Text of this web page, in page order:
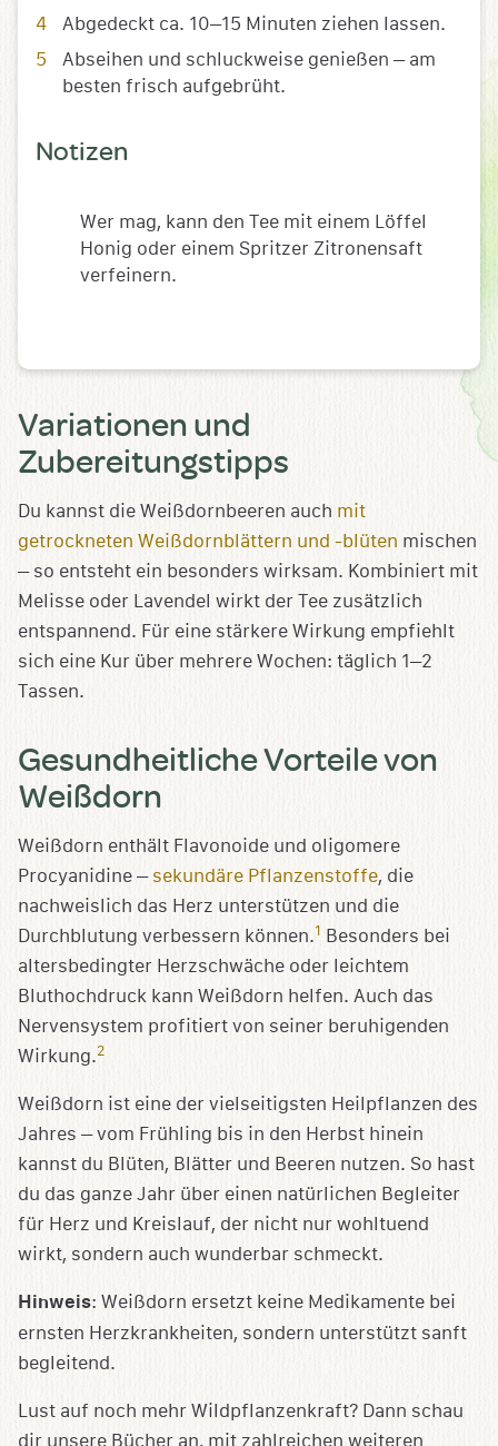
Abgedeckt ca. 10–15 Minuten ziehen lassen.
Abseihen und schluckweise genießen – am
besten frisch aufgebrüht.
Notizen
Wer mag, kann den Tee mit einem Löffel
Honig oder einem Spritzer Zitronensaft
verfeinern.
Variationen und
Zubereitungstipps
Du kannst die Weißdornbeeren auch mit
getrockneten Weißdornblättern und -blüten mischen
– so entsteht ein besonders wirksam. Kombiniert mit
Melisse oder Lavendel wirkt der Tee zusätzlich
entspannend. Für eine stärkere Wirkung empfiehlt
sich eine Kur über mehrere Wochen: täglich 1–2
Tassen.
Gesundheitliche Vorteile von
Weißdorn
Weißdorn enthält Flavonoide und oligomere
Procyanidine – sekundäre Pflanzenstoffe, die
nachweislich das Herz unterstützen und die
Durchblutung verbessern können.1 Besonders bei
altersbedingter Herzschwäche oder leichtem
Bluthochdruck kann Weißdorn helfen. Auch das
Nervensystem profitiert von seiner beruhigenden
Wirkung.2
Weißdorn ist eine der vielseitigsten Heilpflanzen des
Jahres – vom Frühling bis in den Herbst hinein
kannst du Blüten, Blätter und Beeren nutzen. So hast
du das ganze Jahr über einen natürlichen Begleiter
für Herz und Kreislauf, der nicht nur wohltuend
wirkt, sondern auch wunderbar schmeckt.
Hinweis: Weißdorn ersetzt keine Medikamente bei
ernsten Herzkrankheiten, sondern unterstützt sanft
begleitend.
Lust auf noch mehr Wildpflanzenkraft? Dann schau
dir unsere Bücher an, mit zahlreichen weiteren